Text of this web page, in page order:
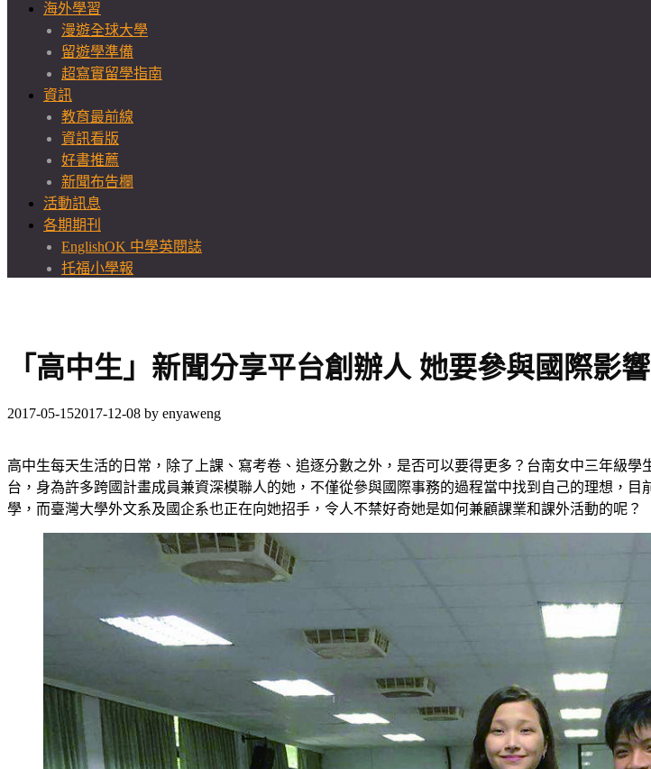
海外學習
漫遊全球大學
留遊學準備
超寫實留學指南
資訊
教育最前線
資訊看版
好書推薦
新聞布告欄
活動訊息
各期期刊
EnglishOK 中學英閱誌
托福小學報
「高中生」新聞分享平台創辦人 她要參與國際影
2017-05-152017-12-08 by enyaweng
高中生每天生活的日常，除了上課、寫考卷、追逐分數之外，是否可以要得更多？台南女中三年級
台，身為許多跨國計畫成員兼資深模聯人的她，不僅從參與國際事務的過程當中找到自己的理想，
學，而臺灣大學外文系及國企系也正在向她招手，令人不禁好奇她是如何兼顧課業和課外活動的呢？